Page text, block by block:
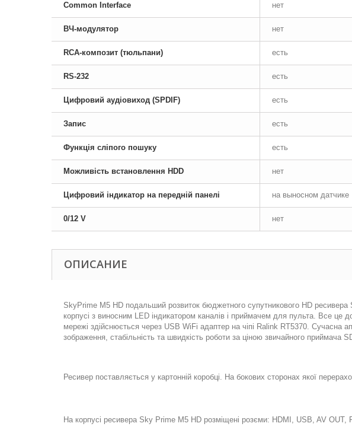
Common Interface нет
ВЧ-модулятор нет
RCA-композит (тюльпани) есть
RS-232 есть
Цифровий аудіовиход (SPDIF) есть
Запис есть
Функція сліпого пошуку есть
Можливість встановлення HDD нет
Цифровий індикатор на передній панелі на выносном датчике
0/12 V нет
ОПИСАНИЕ
SkyPrime M5 HD подальший розвиток бюджетного супутникового HD
корпусі з виносним LED індикатором каналів і приймачем для пульта. Все
мережі здійснюється через USB WiFi адаптер на чіпі Ralink RT5370. Сучасна
зображення, стабільність та швидкість роботи за ціною звичайного приймача
Ресивер поставляється у картонній коробці. На бокових сторонах якої
На корпусі ресивера Sky Prime M5 HD розміщені розєми: HDMI, USB, AV